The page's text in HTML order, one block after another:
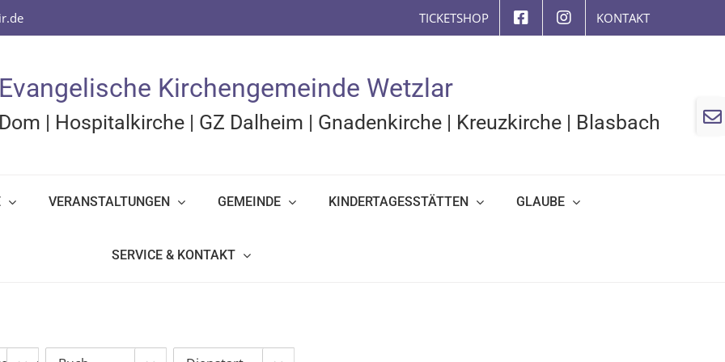
TICKETSHOP KONTAKT
Evangelische Kirchengemeinde Wetzlar
Dom | Hospitalkirche | GZ Dalheim | Gnadenkirche | Kreuzkirche | Blasbach
VERANSTALTUNGEN GEMEINDE KINDERTAGESSTÄTTEN GLAUBE
SERVICE & KONTAKT